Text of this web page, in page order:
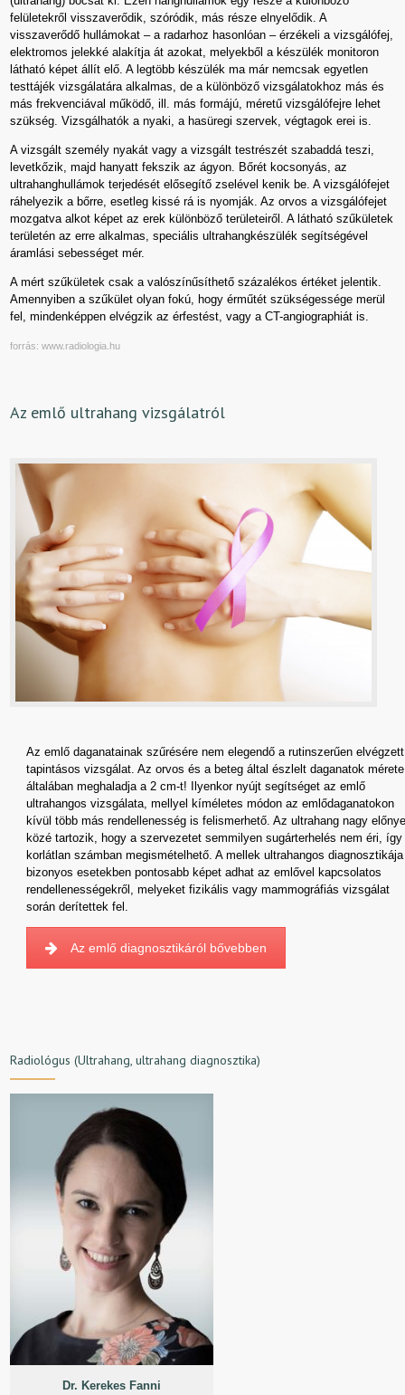
felületekről visszaverődik, szóródik, más része elnyelődik. A
visszaverődő hullámokat – a radarhoz hasonlóan – érzékeli a vizsgálófej,
elektromos jelekké alakítja át azokat, melyekből a készülék monitoron
látható képet állít elő. A legtöbb készülék ma már nemcsak egyetlen
testtájék vizsgálatára alkalmas, de a különböző vizsgálatokhoz más és
más frekvenciával működő, ill. más formájú, méretű vizsgálófejre lehet
szükség. Vizsgálhatók a nyaki, a hasüregi szervek, végtagok erei is.
A vizsgált személy nyakát vagy a vizsgált testrészét szabaddá teszi,
levetkőzik, majd hanyatt fekszik az ágyon. Bőrét kocsonyás, az
ultrahanghullámok terjedését elősegítő zselével kenik be. A vizsgálófejet
ráhelyezik a bőrre, esetleg kissé rá is nyomják. Az orvos a vizsgálófejet
mozgatva alkot képet az erek különböző területeiről. A látható szűkületek
területén az erre alkalmas, speciális ultrahangkészülék segítségével
áramlási sebességet mér.
A mért szűkületek csak a valószínűsíthető százalékos értéket jelentik.
Amennyiben a szűkület olyan fokú, hogy érműtét szükségessége merül
fel, mindenképpen elvégzik az érfestést, vagy a CT-angiographiát is.
forrás: www.radiologia.hu
Az emlő ultrahang vizsgálatról
Az emlő daganatainak szűrésére nem elegendő a rutinszerűen elvégzett
tapintásos vizsgálat. Az orvos és a beteg által észlelt daganatok mérete
általában meghaladja a 2 cm-t! Ilyenkor nyújt segítséget az emlő
ultrahangos vizsgálata, mellyel kíméletes módon az emlődaganatokon
kívül több más rendellenesség is felismerhető. Az ultrahang nagy
közé tartozik, hogy a szervezetet semmilyen sugárterhelés nem éri, így
korlátlan számban megismételhető. A mellek ultrahangos diagnosztikája
bizonyos esetekben pontosabb képet adhat az emlővel kapcsolatos
rendellenességekről, melyeket fizikális vagy mammográfiás vizsgálat
során derítettek fel.
Az emlő diagnosztikáról bővebben
Radiológus (Ultrahang, ultrahang diagnosztika)
Dr. Kerekes Fanni